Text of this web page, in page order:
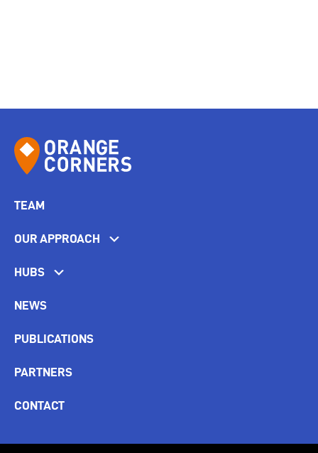
TEAM
OUR APPROACH
HUBS
NEWS
PUBLICATIONS
PARTNERS
CONTACT